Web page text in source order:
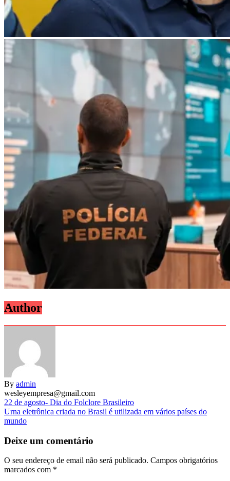
Author
By admin
wesleyempresa@gmail.com
Navegação
de
22 de agosto- Dia do Folclore Brasileiro
Urna eletrônica criada no Brasil é utilizada em vários países do
mundo
Deixe um comentário
O seu endereço de email não será publicado. Campos obrigatórios
marcados com *